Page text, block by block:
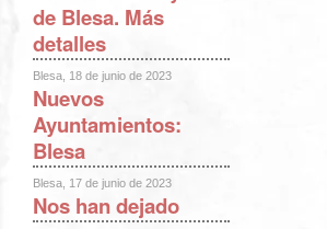
de Blesa. Más
detalles
Blesa, 18 de junio de 2023
Nuevos
Ayuntamientos:
Blesa
Blesa, 17 de junio de 2023
Nos han dejado